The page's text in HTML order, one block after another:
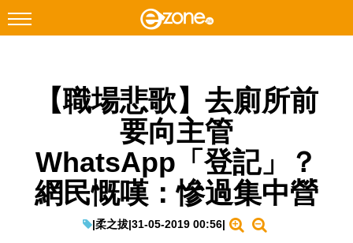
Facebook Instagram
網絡生活
遊戲動漫
【職場悲歌】去廁所前
要向主管
WhatsApp「登記」？
網民慨嘆：慘過集中營
|柔之拔|31-05-2019 00:56|